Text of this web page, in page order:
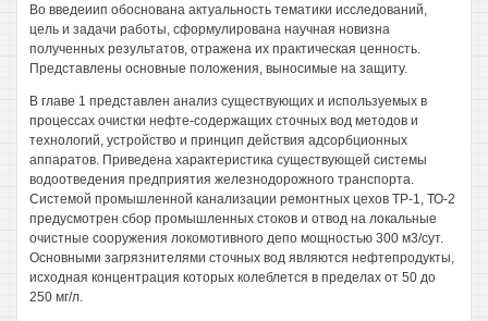
Во введеиип обоснована актуальность тематики исследований,
цель и задачи работы, сформулирована научная новизна
полученных результатов, отражена их практическая ценность.
Представлены основные положения, выносимые на защиту.
В главе 1 представлен анализ существующих и используемых в
процессах очистки нефте-содержащих сточных вод методов и
технологий, устройство и принцип действия адсорбционных
аппаратов. Приведена характеристика существующей системы
водоотведения предприятия железнодорожного транспорта.
Системой промышленной канализации ремонтных цехов ТР-1, ТО-2
предусмотрен сбор промышленных стоков и отвод на локальные
очистные сооружения локомотивного депо мощностью 300 м3/сут.
Основными загрязнителями сточных вод являются нефтепродукты,
исходная концентрация которых колеблется в пределах от 50 до
250 мг/л.